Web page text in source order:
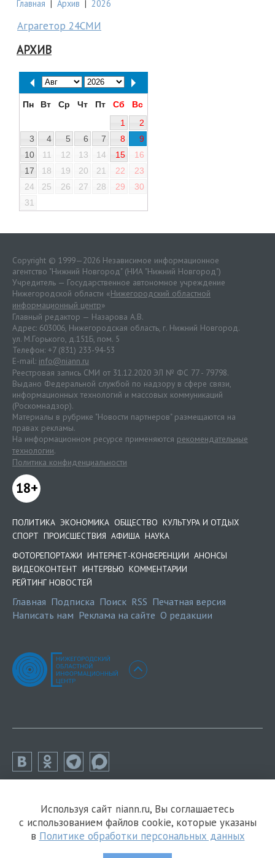
Главная | Архив | 2026
Аграгетор 24СМИ
АРХИВ
Пн Вт Ср Чт Пт Сб
Вс
1
2
3
4 5 6 7 8
9
10
11 12 13 14 15
16
17
18 19 20 21 22
23
24
25 26 27 28 29
30
31
Copyright © 1999—2026 Независимое информационное
агентство "Нижний Новгород" (НИА "Нижний Новгород")
Учредитель — Государственное автономное учреждение
Нижегородской области «Нижегородский областной
информационный центр»
Главный редактор — Назарова А.В.
Адрес: 603006, Нижегородская область, г. Нижний Новгород.
ул. М.Горького, д.151Б, пом. 5
Телефон: +7 (831) 233-94-53
E-mail: info@niann.ru
Реестровая запись СМИ от 31.12.2020 ЭЛ № ФС 77 - 79798.
Выдано Федеральной службой по надзору в сфере связи,
информационных технологий и массовых коммуникаций
(Роскомнадзор).
Материалы в рубрике "Новости партнеров" размещаются на
правах рекламы.
На информационном ресурсе применяются рекомендательные
технологии.
Политика конфиденциальности
18+
ПОЛИТИКА ЭКОНОМИКА ОБЩЕСТВО КУЛЬТУРА И ОТДЫХ
СПОРТ ПРОИСШЕСТВИЯ АФИША НАУКА
ФОТОРЕПОРТАЖИ ИНТЕРНЕТ-КОНФЕРЕНЦИИ АНОНСЫ
ВИДЕОКОНТЕНТ ИНТЕРВЬЮ КОММЕНТАРИИ
РЕЙТИНГ НОВОСТЕЙ
Главная Подписка Поиск RSS Печатная версия
Написать нам Реклама на сайте О редакции
Используя сайт niann.ru, Вы соглашаетесь
с использованием файлов cookie, которые указаны
в Политике обработки персональных данных